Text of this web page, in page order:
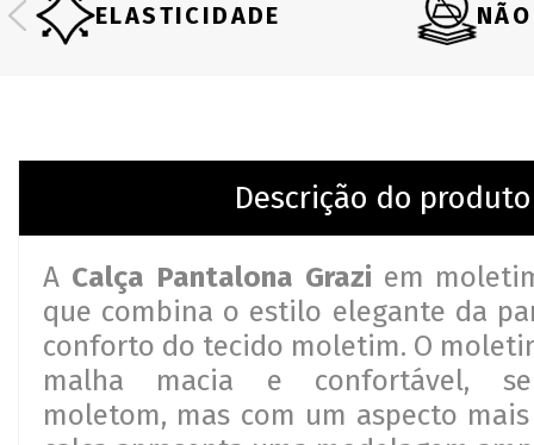
ELASTICIDADE
Descrição do produto
A Calça Pantalona Grazi em
que combina o estilo elegante da
conforto do tecido moletim. O
malha macia e confortável,
moletom, mas com um aspecto